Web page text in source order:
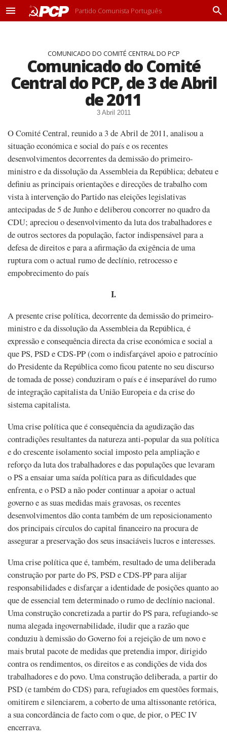
M
Partido Comunista Português
P
COMUNICADO DO COMITÉ CENTRAL DO PCP
Comunicado do Comité
Central do PCP, de 3 de Abril
de 2011
3 Abril 2011
O Comité Central, reunido a 3 de Abril de 2011, analisou a
situação económica e social do país e os recentes
desenvolvimentos decorrentes da demissão do primeiro-
ministro e da dissolução da Assembleia da República; debateu e
definiu as principais orientações e direcções de trabalho com
vista à intervenção do Partido nas eleições legislativas
antecipadas de 5 de Junho e deliberou concorrer no quadro da
CDU; apreciou o desenvolvimento da luta dos trabalhadores e
de outros sectores da população, factor indispensável para a
defesa de direitos e para a afirmação da exigência de uma
ruptura com o actual rumo de declínio, retrocesso e
empobrecimento do país
I.
A presente crise política, decorrente da demissão do primeiro-
ministro e da dissolução da Assembleia da República, é
expressão e consequência directa da crise económica e social a
que PS, PSD e CDS-PP (com o indisfarçável apoio e patrocínio
do Presidente da República como ficou patente no seu discurso
de tomada de posse) conduziram o país e é inseparável do rumo
de integração capitalista da União Europeia e da crise do
sistema capitalista.
Uma crise política que é consequência da agudização das
contradições resultantes da natureza anti-popular da sua política
e do crescente isolamento social imposto pela ampliação e
reforço da luta dos trabalhadores e das populações que levaram
o PS a ensaiar uma saída política para as dificuldades que
enfrenta, e o PSD a não poder continuar a apoiar o actual
governo e as suas medidas mais gravosas, os recentes
desenvolvimentos dão conta também de um reposicionamento
dos principais círculos do capital financeiro na procura de
assegurar a preservação dos seus insaciáveis lucros e interesses.
Uma crise política que é, também, resultado de uma deliberada
construção por parte do PS, PSD e CDS-PP para alijar
responsabilidades e disfarçar a identidade de posições quanto ao
que de essencial tem determinado o rumo de declínio nacional.
Uma construção concretizada a partir do PS para, refugiando-se
numa alegada ingovernabilidade, iludir que a razão que
conduziu à demissão do Governo foi a rejeição de um novo e
mais brutal pacote de medidas que pretendia impor, dirigido
contra os rendimentos, os direitos e as condições de vida dos
trabalhadores e do povo. Uma construção deliberada, a partir do
PSD (e também do CDS) para, refugiados em questões formais,
omitirem e silenciarem, a coberto de uma altissonante retórica,
a sua concordância de facto com o que, de pior, o PEC IV
encerrava.